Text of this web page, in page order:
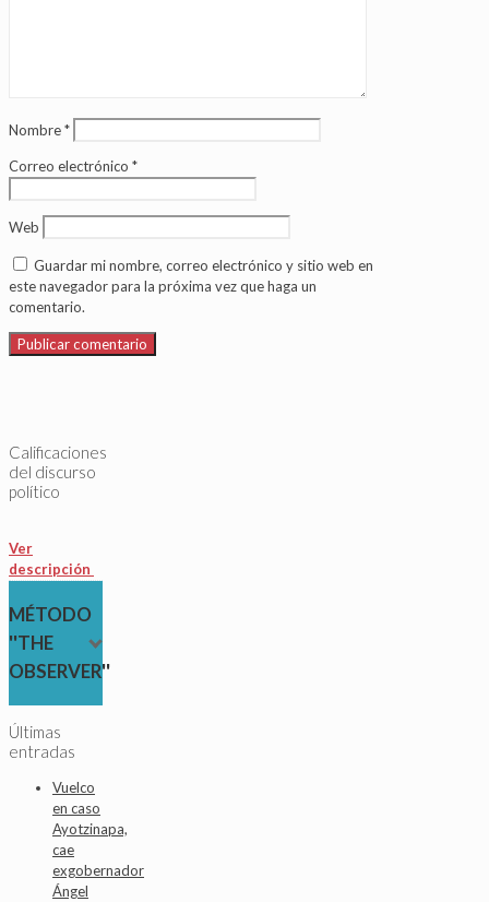
Nombre*
Correo electrónico *
Web
Guardar mi nombre, correo electrónico y sitio web en
este navegador para la próxima vez que haga un
comentario.
Calificaciones
del discurso
político
Ver
descripción
MÉTODO
''THE
OBSERVER''
Últimas
entradas
Vuelco
en caso
Ayotzinapa,
cae
exgobernador
Ángel